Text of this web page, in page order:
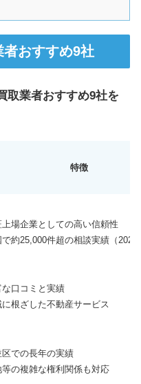
おすすめ9社
取業者おすすめ9社を
特徴
上場企業としての高い信頼性
で約25,000件超の相談実績（
な口コミと実績
に根ざした不動産サービス
区での長年の実績
等の複雑な権利関係も対応